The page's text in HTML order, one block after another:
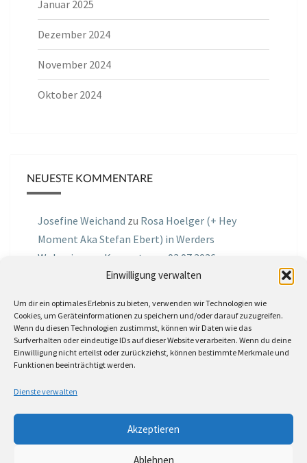
Einwilligung verwalten
Um dir ein optimales Erlebnis zu bieten, verwenden wir Technologien wie
Cookies, um Geräteinformationen zu speichern und/oder darauf zuzugreifen.
Wenn du diesen Technologien zustimmst, können wir Daten wie das
Surfverhalten oder eindeutige IDs auf dieser Website verarbeiten. Wenn du deine
Einwilligung nicht erteilst oder zurückziehst, können bestimmte Merkmale und
Funktionen beeinträchtigt werden.
Dienste verwalten
Akzeptieren
Ablehnen
Januar 2025
Dezember 2024
November 2024
Oktober 2024
NEUESTE KOMMENTARE
Josefine Weichand zu Rosa Hoelger (+ Hey
Moment Aka Stefan Ebert) in Werders
Wohnzimmer Konzerte am 03.07.2026
Podcast Nr.01 vom 08.09.2025 mit Joe Astray
MIRI IN THE GREENzuMiri in the Green in der
Hemingway Lounge, am 30.05.2026
MollezuInterview mit dem Vinylexpress zum
8ten Vinylflohmarkt am 16.05.2026